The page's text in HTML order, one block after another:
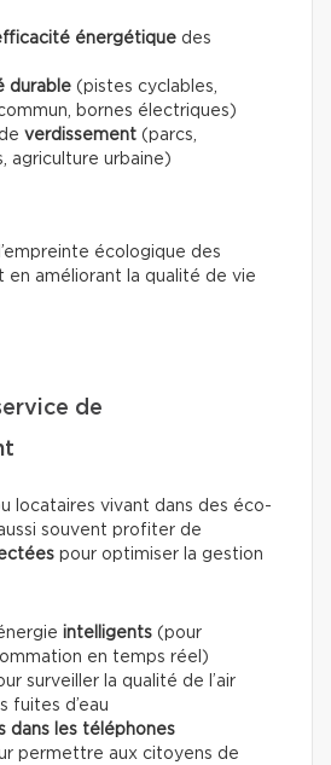
énergétique des
durable (pistes cyclables,
bornes électriques)
verdissement (parcs,
agriculture urbaine)
écologique des
en améliorant la qualité de vie
de
locataires vivant dans des éco-
souvent profiter de
pour optimiser la gestion
intelligents (pour
en temps réel)
surveiller la qualité de l’air
fuites d’eau
dans les téléphones
permettre aux citoyens de